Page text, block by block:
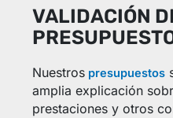
VALIDACIÓN
Nuestrospresupuestos
amplia explicación
prestaciones y otros